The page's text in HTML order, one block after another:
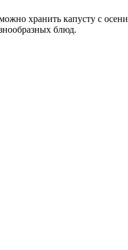
хранить капусту с
блюд.